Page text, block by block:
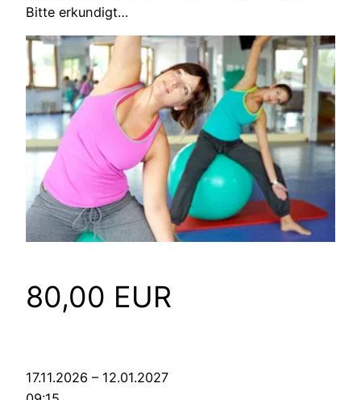
Bitte erkundigt…
80,00 EUR
17.11.2026 – 12.01.2027